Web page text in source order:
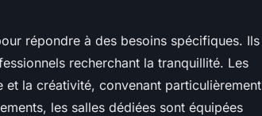
répondre à des besoins spécifiques. Ils
recherchant la tranquillité. Les
et la créativité, convenant particulièrement
les salles dédiées sont équipées